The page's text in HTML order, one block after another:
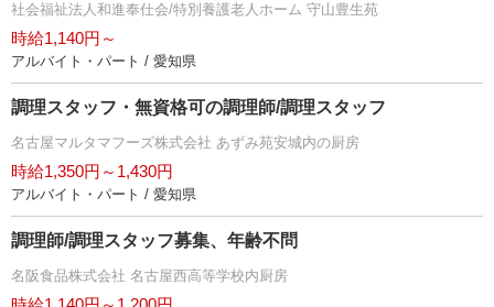
社会福祉法人和進奉仕会/特別養護老人ホーム 守山豊生苑
時給1,140円～
アルバイト・パート / 愛知県
調理スタッフ・無資格可の調理師/調理スタッフ
名古屋マルタマフーズ株式会社 あずみ苑安城内の厨房
時給1,350円～1,430円
アルバイト・パート / 愛知県
調理師/調理スタッフ募集、年齢不問
名阪食品株式会社 名古屋西高等学校内厨房